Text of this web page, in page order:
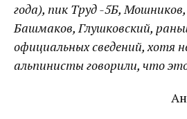
года), пик Труд -5Б,
Башмаков, Глушковский,
официальных сведений, хотя
альпинисты говорили, что